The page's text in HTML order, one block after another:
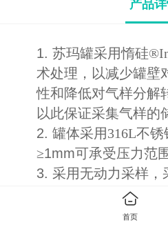
产品
1.苏玛罐采用惰硅
术处理，以减少罐壁
性和降低对气样分解
以此保证采集气样的
2.罐体采用316L不锈
≥1mm可承受压力范
3. 采用无动力采样，
上限流阀可以调节，
均采样等多种采样状
首页